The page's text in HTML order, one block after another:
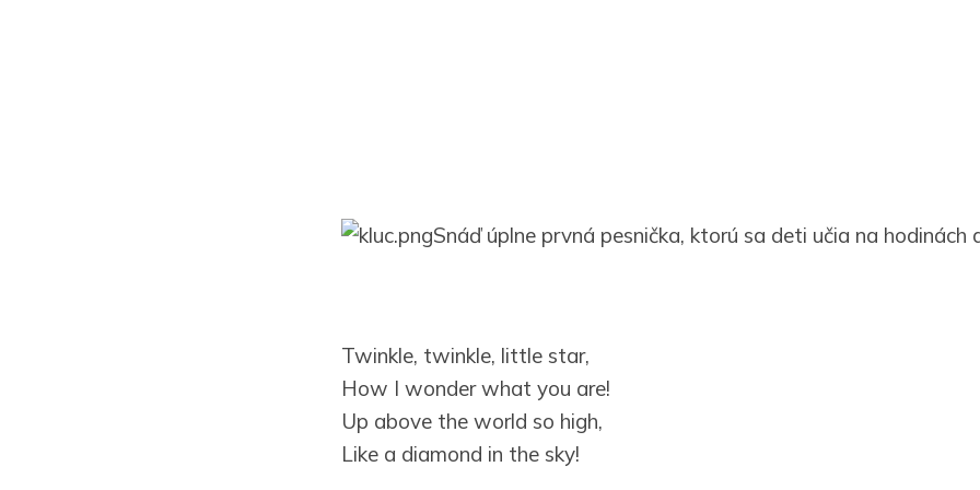
Snáď úplne prvná pesnička, ktorú sa deti učia na hodinách
Twinkle, twinkle, little star,
How I wonder what you are!
Up above the world so high,
Like a diamond in the sky!